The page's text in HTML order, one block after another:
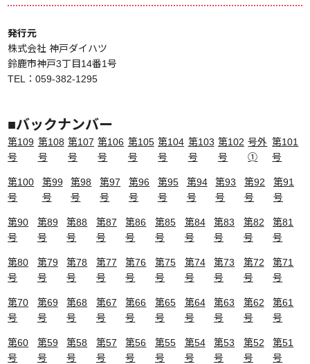
発行元
株式会社 神戸ダイハツ
鈴鹿市神戸3丁目14番1号
TEL：059-382-1295
■バックナンバー
第109
号
第108
号
第107
号
第106
号
第105
号
第104
号
第103
号
第102
号
号外
➀
第101
号
第100
号
第99
号
第98
号
第97
号
第96
号
第95
号
第94
号
第93
号
第92
号
第91
号
第90
号
第89
号
第88
号
第87
号
第86
号
第85
号
第84
号
第83
号
第82
号
第81
号
第80
号
第79
号
第78
号
第77
号
第76
号
第75
号
第74
号
第73
号
第72
号
第71
号
第70
号
第69
号
第68
号
第67
号
第66
号
第65
号
第64
号
第63
号
第62
号
第61
号
第60
号
第59
号
第58
号
第57
号
第56
号
第55
号
第54
号
第53
号
第52
号
第51
号